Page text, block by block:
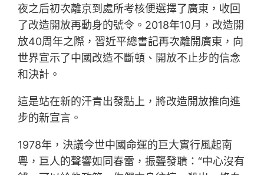
夜之后初次離京到處所考核便選擇了廣東，收回
了改造開放再動身的號令。2018年10月，改造開
放40周年之際，習近平總書記再次離開廣東，向
世界宣示了中國改造不斷頓、開放不止步的信念
和決計。
這是站在新的汗青出發點上，將改造開放推向進
步的新宣言。
1978年，決議今世中國命運的巨大實行風起南
粵，巨人的聲響如同春雷，振聾發聵：“中心沒有